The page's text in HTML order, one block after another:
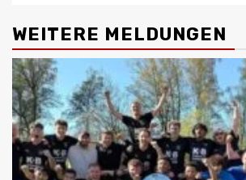
WEITERE MELDUNGEN